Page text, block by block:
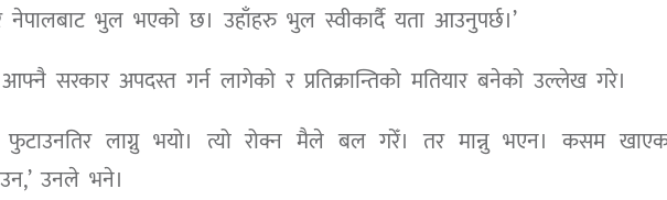
नेपालबाट भुल भएको छ। उहाँहरु भुल स्वीकार्दै यता आउनुपर्छ।’
सरकार अपदस्त गर्न लागेको र प्रतिक्रान्तिको मतियार बनेको उल्लेख गरे।
फुटाउनतिर लाग्नु भयो। त्यो रोक्न मैले बल गरेँ। तर मान्नु भएन। कसम
उनले भने।